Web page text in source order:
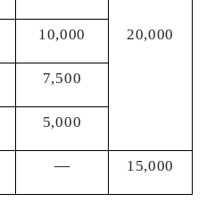
20,000
10,000
7,500
5,000
― 15,000